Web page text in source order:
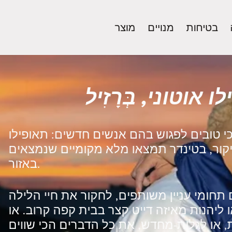
מוצר מנויים בטיחות
אוטוני, בְּרָזִיל
טובים לפגוש בהם אנשים חדשים: תאופילו
בטינדר תמצאו מלא מקומיים שנמצאים
באזור.
עניין משותפים, לחקור את חיי הלילה
מאיזה דייט קצר בבית קפה קרוב. או
או לגלות‑מחדש, את כל הדברים הכי שווים